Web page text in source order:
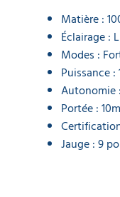
Matière :
Éclairage :
Modes :
Puissance :
Autonomie
Portée :
Jauge : 9